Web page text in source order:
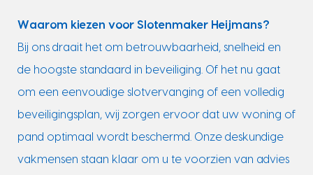
Waarom kiezen voor Slotenmaker Heijmans?
Bij ons draait het om betrouwbaarheid, snelheid en
de hoogste standaard in beveiliging. Of het nu gaat
om een eenvoudige slotvervanging of een volledig
beveiligingsplan, wij zorgen ervoor dat uw woning of
pand optimaal wordt beschermd. Onze deskundige
vakmensen staan klaar om u te voorzien van advies